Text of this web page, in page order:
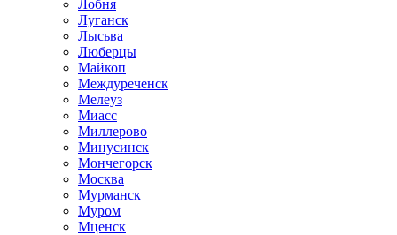
Лобня
Луганск
Лысьва
Люберцы
Майкоп
Междуреченск
Мелеуз
Миасс
Миллерово
Минусинск
Мончегорск
Москва
Мурманск
Муром
Мценск